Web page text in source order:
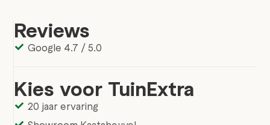
Reviews
Google 4.7 / 5.0
Kies voor TuinExtra
20 jaar ervaring